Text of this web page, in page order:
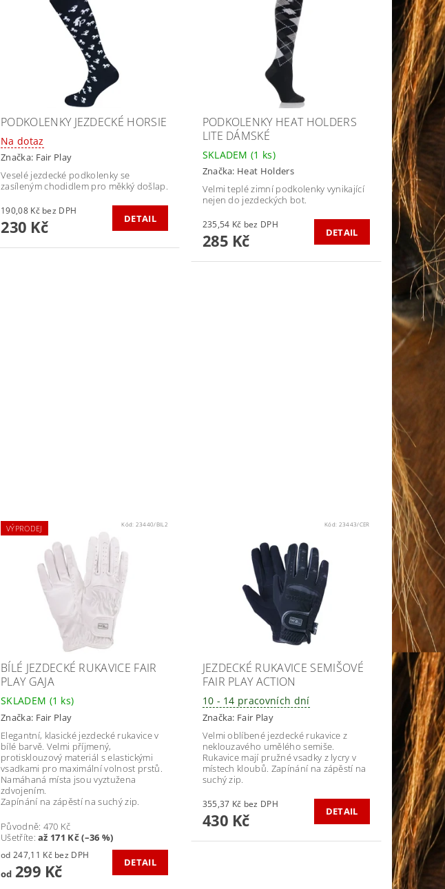
PODKOLENKY JEZDECKÉ HORSIE
Na dotaz
Značka: Fair Play
Veselé jezdecké podkolenky se
zasíleným chodidlem pro měkký došlap.
190,08 Kč bez DPH
230 Kč DETAIL
PODKOLENKY HEAT HOLDERS
LITE DÁMSKÉ
SKLADEM(1 ks)
Značka: Heat Holders
Velmi teplé zimní podkolenky vynikající
nejen do jezdeckých bot.
235,54 Kč bez DPH
285 Kč DETAIL
VÝPRODEJ Kód: 23440/BIL2
BÍLÉ JEZDECKÉ RUKAVICE FAIR
PLAY GAJA
SKLADEM (1 ks)
Značka: Fair Play
Elegantní, klasické jezdecké rukavice v
bílé barvě. Velmi příjmený,
protisklouzový materiál s elastickými
vsadkami pro maximální volnost prstů.
Namáhaná místa jsou vyztužena
zdvojením.
Zapínání na zápěstí na suchý zip.
Původně: 470 Kč
Ušetříte:až 171 Kč (–36 %)
od 247,11 Kč bez DPH
od299 Kč DETAIL
Kód: 23443/CER
JEZDECKÉ RUKAVICE SEMIŠOVÉ
FAIR PLAY ACTION
10 - 14 pracovních dní
Značka: Fair Play
Velmi oblíbené jezdecké rukavice z
neklouzavého umělého semiše.
Rukavice mají pružné vsadky z lycry v
místech kloubů. Zapínání na zápěstí na
suchý zip.
355,37 Kč bez DPH
430 Kč DETAIL